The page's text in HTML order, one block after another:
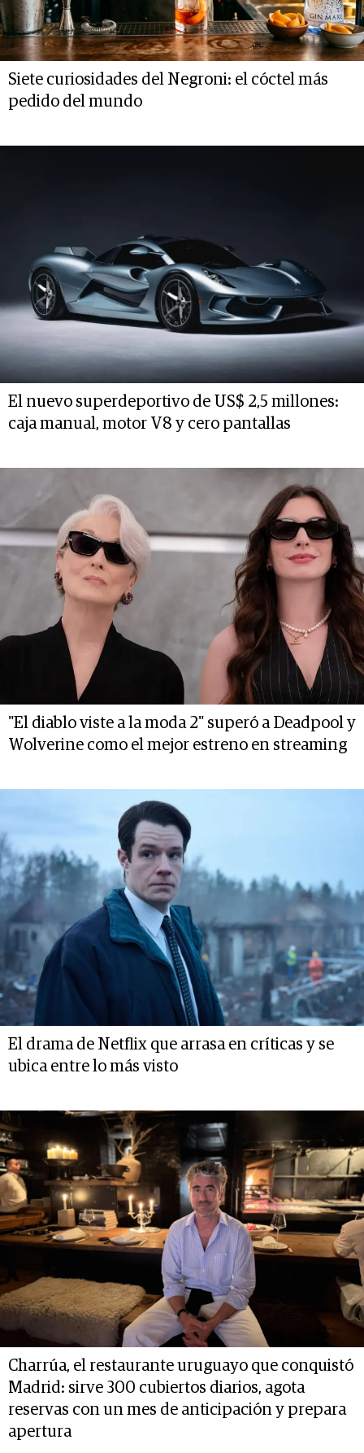
Siete curiosidades del Negroni: el cóctel más
pedido del mundo
El nuevo superdeportivo de US$ 2,5 millones:
caja manual, motor V8 y cero pantallas
"El diablo viste a la moda 2" superó a Deadpool y
Wolverine como el mejor estreno en streaming
El drama de Netflix que arrasa en críticas y se
ubica entre lo más visto
Charrúa, el restaurante uruguayo que conquistó
Madrid: sirve 300 cubiertos diarios, agota
reservas con un mes de anticipación y prepara
apertura